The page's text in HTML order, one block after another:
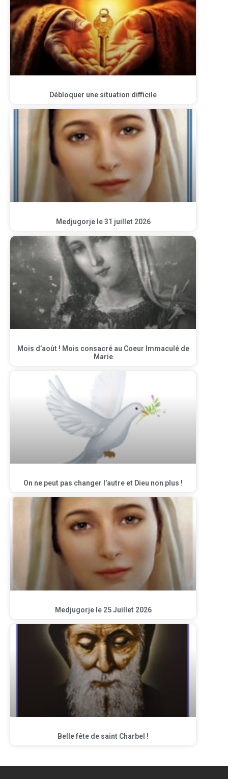
Débloquer une situation difficile
Medjugorje le 31 juillet 2026
Mois d’août ! Mois consacré au Coeur Immaculé de
Marie
On ne peut pas changer l’autre et Dieu non plus !
Medjugorje le 25 Juillet 2026
Belle fête de saint Charbel !